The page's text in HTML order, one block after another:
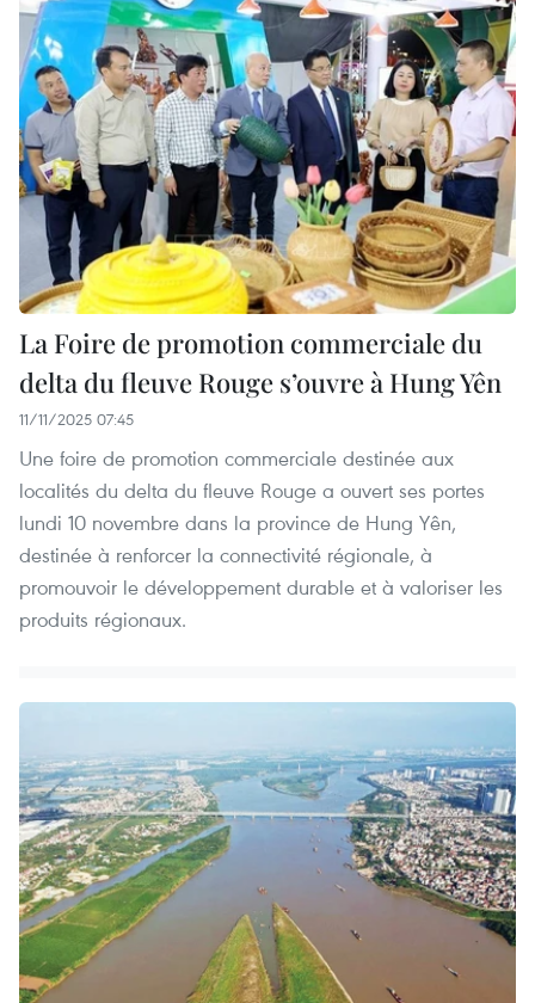
La Foire de promotion commerciale du
delta du fleuve Rouge s’ouvre à Hung Yên
11/11/2025 07:45
Une foire de promotion commerciale destinée aux
localités du delta du fleuve Rouge a ouvert ses portes
lundi 10 novembre dans la province de Hung Yên,
destinée à renforcer la connectivité régionale, à
promouvoir le développement durable et à valoriser les
produits régionaux.